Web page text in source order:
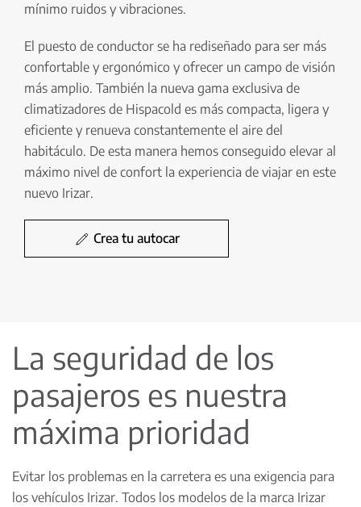
mínimo ruidos y vibraciones.
El puesto de conductor se ha rediseñado para ser más
confortable y ergonómico y ofrecer un campo de visión
más amplio. También la nueva gama exclusiva de
climatizadores de Hispacold es más compacta, ligera y
eficiente y renueva constantemente el aire del
habitáculo. De esta manera hemos conseguido elevar al
máximo nivel de confort la experiencia de viajar en este
nuevo Irizar.
Crea tu autocar
La seguridad de los
pasajeros es nuestra
máxima prioridad
Evitar los problemas en la carretera es una exigencia para
los vehículos Irizar. Todos los modelos de la marca Irizar